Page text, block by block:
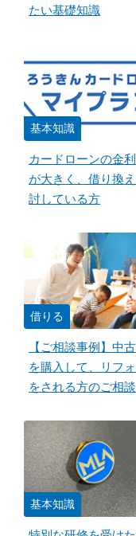
たい基礎知識
基本知識
カードローンの金
が大きく、借り換
討している方
借りる
【ご相談事例】中
を購入して、リフ
をされる方のご相談
基本知識